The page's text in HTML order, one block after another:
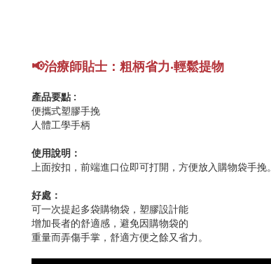
📢治療師貼士 ：粗柄省力‧輕鬆提物
產品要點 :
便攜式塑膠手挽
人體工學手柄
使用說明：
上面按扣，前端進口位即可打開，方便放入購物袋手挽。
好處：
可一次提起多袋購物袋，塑膠設計能
增加長者的舒適感，避免因購物袋的
重量而弄傷手掌，舒適方便之餘又省力。